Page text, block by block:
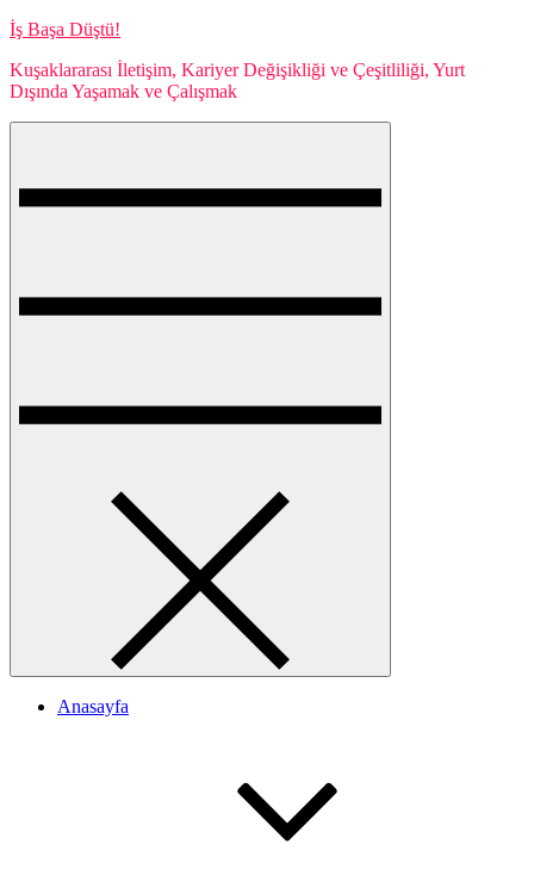
Skip
content
İş Başa Düştü!
Kuşaklararası İletişim, Kariyer Değişikliği ve Çeşitliliği, Yurt
Dışında Yaşamak ve Çalışmak
Anasayfa